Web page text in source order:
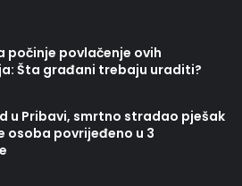
počinje povlačenje ovih
Šta građani trebaju uraditi?
u Pribavi, smrtno stradao pješak
osoba povrijeđeno u 3